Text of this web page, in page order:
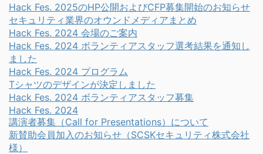
Hack Fes. 2025のHP公開およびCFP募集開始のお知らせ
セキュリティ業界のオウンドメディアまとめ
Hack Fes. 2024 会場のご案内
Hack Fes. 2024 ボランティアスタッフ選考結果を通知し
ました
Hack Fes. 2024 プログラム
Tシャツのデザインが決定しました
Hack Fes. 2024 ボランティアスタッフ募集
Hack Fes. 2024
講演者募集（Call for Presentations）について
新賛助会員加入のお知らせ（SCSKセキュリティ株式会社
様）